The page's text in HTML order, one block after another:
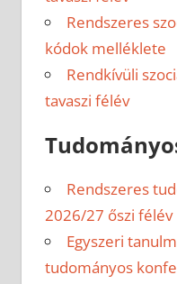
Rendszeres
kódok melléklete
Rendkívüli
tavaszi félév
Rendszeres
2026/27 őszi félév
Egyszeri
tudományos